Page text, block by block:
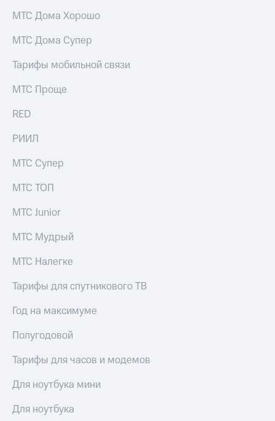
МТС Дома Хорошо
МТС Дома Супер
Тарифы мобильной связи
МТС Проще
RED
РИИЛ
МТС Супер
МТС ТОП
МТС Junior
МТС Мудрый
МТС Налегке
Тарифы для спутникового ТВ
Год на максимуме
Полугодовой
Тарифы для часов и модемов
Для ноутбука мини
Для ноутбука